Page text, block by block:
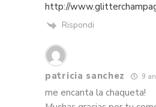
http://
Rispondi
patricia sanchez 9
me encanta la chaqueta!